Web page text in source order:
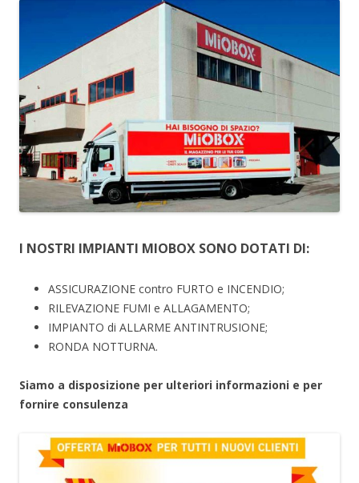
I NOSTRI IMPIANTI MIOBOX SONO DOTATI DI:
ASSICURAZIONE contro FURTO e INCENDIO;
RILEVAZIONE FUMI e ALLAGAMENTO;
IMPIANTO di ALLARME ANTINTRUSIONE;
RONDA NOTTURNA.
Siamo a disposizione per ulteriori informazioni e per
fornire consulenza